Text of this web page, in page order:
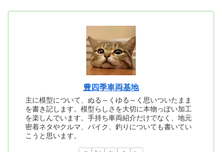
豊四季車両基地
主に模型について、ぬる～くゆる～く思いついたまま
を書き記します。模型らしさを大切に本物っぽい加工
を楽しんでいます。手持ち車両紹介だけでなく、地元
密着ネタやクルマ、バイク、釣りについても書いてい
こうと思います。